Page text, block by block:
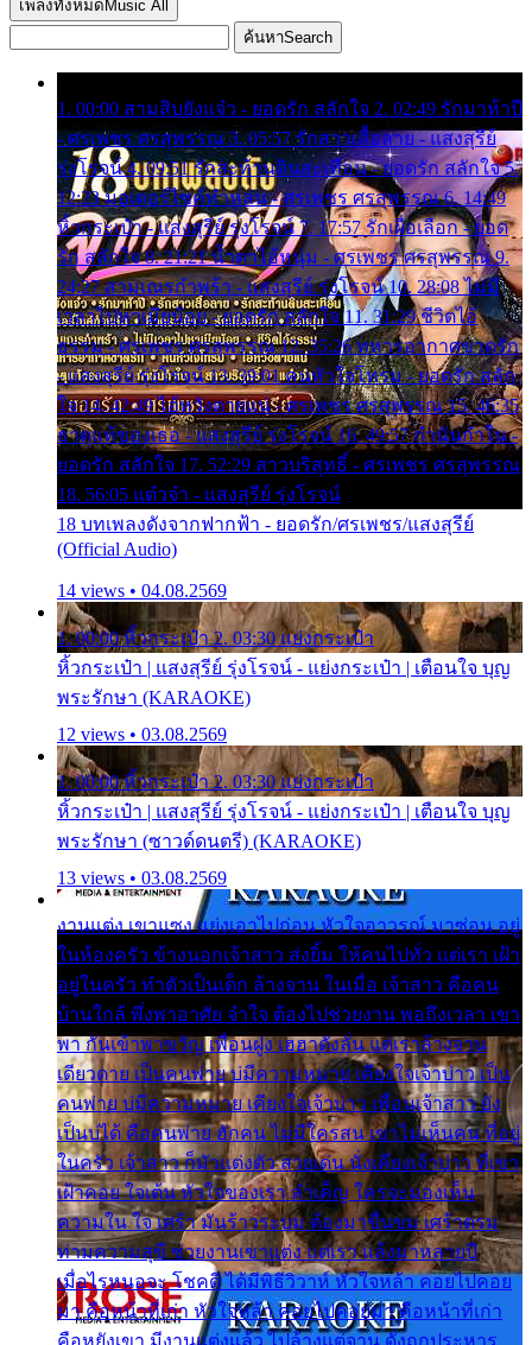
เพลงทั้งหมด Music All
ค้นหาSearch
1. 00:00 สามสิบยังแจ๋ว - ยอดรัก สลักใจ 2. 02:49 รักมาห้าปี
- ศรเพชร ศรสุพรรณ 3. 05:57 รักสาวเสื้อลาย - แสงสุรีย์
รุ่งโรจน์ 4. 09:51 รักสะท้านดินสะเทือน - ยอดรัก สลักใจ 5.
12:23 มอเตอร์ไซค์ทำหล่น - ศรเพชร ศรสุพรรณ 6. 14:49
หิ้วกระเป๋า - แสงสุรีย์ รุ่งโรจน์ 7. 17:57 รักเผื่อเลือก - ยอด
รัก สลักใจ 8. 21:21 น้ำตาไอ้หนุ่ม - ศรเพชร ศรสุพรรณ 9.
24:27 สามเณรกำพร้า - แสงสุรีย์ รุ่งโรจน์ 10. 28:08 ไม่มี
เวลาไปหาเมียน้อย - ยอดรัก สลักใจ 11. 31:29 ชีวิตไอ้
ธรรม - ศรเพชร ศรสุพรรณ 12. 35:26 ทหารอากาศขาดรัก
- แสงสุรีย์ รุ่งโรจน์ 13. 39:01 คนหัวใจโทรม - ยอดรัก สลัก
ใจ 14. 42:49 ไอ้หวังตายแน่ - ศรเพชร ศรสุพรรณ 15. 46:35
ธาตุแท้ของเธอ - แสงสุรีย์ รุ่งโรจน์ 16. 49:57 กำนันกำใน -
ยอดรัก สลักใจ 17. 52:29 สาวบริสุทธิ์ - ศรเพชร ศรสุพรรณ
18. 56:05 แต๋วจ๋า - แสงสุรีย์ รุ่งโรจน์
18 บทเพลงดังจากฟากฟ้า - ยอดรัก/ศรเพชร/แสงสุรีย์
(Official Audio)
14 views • 04.08.2569
1. 00:00 หิ้วกระเป๋า 2. 03:30 แย่งกระเป๋า
หิ้วกระเป๋า | แสงสุรีย์ รุ่งโรจน์ - แย่งกระเป๋า | เตือนใจ บุญ
พระรักษา (KARAOKE)
12 views • 03.08.2569
1. 00:00 หิ้วกระเป๋า 2. 03:30 แย่งกระเป๋า
หิ้วกระเป๋า | แสงสุรีย์ รุ่งโรจน์ - แย่งกระเป๋า | เตือนใจ บุญ
พระรักษา (ซาวด์ดนตรี) (KARAOKE)
13 views • 03.08.2569
งานแต่ง เขาแซง แย่งเอาไปก่อน หัวใจอาวรณ์ มาซ่อน อยู่
ในห้องครัว ข้างนอกเจ้าสาว ส่งยิ้ม ให้คนไปทั่ว แต่เรา เฝ้า
อยู่ในครัว ทำตัวเป็นเด็ก ล้างจาน ในเมื่อ เจ้าสาว คือคน
บ้านใกล้ พึ่งพาอาศัย จำใจ ต้องไปช่วยงาน พอถึงเวลา เขา
พา กันเข้าพาขวัญ เพื่อนฝูง เฮฮาดังลั่น แต่เราล้างจาน
เดียวดาย เป็นคนพ่าย บ่มีความหมาย เคียงใจเจ้าบ่าว เป็น
คนพ่าย บ่มีความหมาย เคียงใจเจ้าบ่าว เพื่อนเจ้าสาว ยัง
เป็นบ่ได้ คือคนพ่าย ฮักคน ไม่มีใครสน เขาไม่เห็นคน ที่อยู่
ในครัว เจ้าสาว ก็มัวแต่งตัว สวยเด่น นั่งเคียงเจ้าบ่าว ที่เขา
เฝ้าคอย ใจเต้น หัวใจของเรา ลำเค็ญ ใครจะมองเห็น
ความใน ใจ เศร้า มันร้าวระบม ต้องมาขื่นขม เศร้าตรม
ท่ามความสุขี ช่วยงานเขาแต่ง แต่เรา แล้งมาหลายปี
เมื่อไรหนอจะ โชคดี ได้มีพิธีวิวาห์ หัวใจหล้า คอยไปคอย
มา คือหน้าที่เก่า หัวใจหล้า คอยไปคอยมา คือหน้าที่เก่า
คือหยังเขา มีงานแต่งแล้ว ไปล้างแต่จาน ดั่งถูกประหาร